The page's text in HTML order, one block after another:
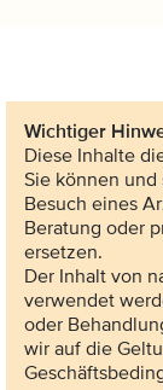
Wichtiger
Diese Inhalte
Sie können
Besuch eines
Beratung oder
ersetzen.
Der Inhalt von
verwendet
oder
wir auf die